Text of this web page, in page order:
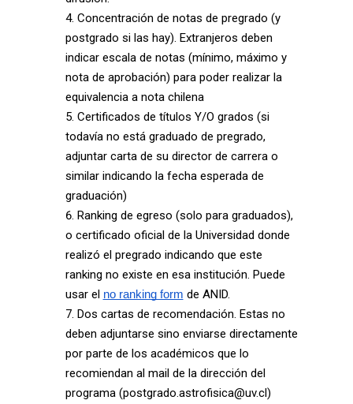
Concentración de notas de pregrado (y
postgrado si las hay). Extranjeros deben
indicar escala de notas (mínimo, máximo y
nota de aprobación) para poder realizar la
equivalencia a nota chilena
Certificados de títulos Y/O grados (si
todavía no está graduado de pregrado,
adjuntar carta de su director de carrera o
similar indicando la fecha esperada de
graduación)
Ranking de egreso (solo para graduados),
o certificado oficial de la Universidad donde
realizó el pregrado indicando que este
ranking no existe en esa institución. Puede
usar el no ranking form de ANID.
Dos cartas de recomendación. Estas no
deben adjuntarse sino enviarse directamente
por parte de los académicos que lo
recomiendan al mail de la dirección del
programa (postgrado.astrofisica@uv.cl)